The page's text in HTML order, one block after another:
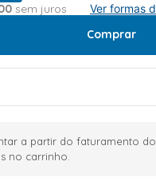
sem juros Ver formas
Comprar
a partir do faturamento
no carrinho.